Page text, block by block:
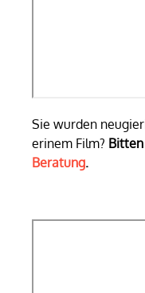
Sie wurden
erinem Film?
Beratung.